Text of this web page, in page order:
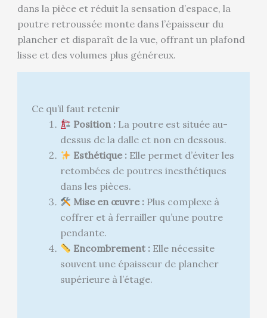
dans la pièce et réduit la sensation d’espace, la
poutre retroussée monte dans l’épaisseur du
plancher et disparaît de la vue, offrant un plafond
lisse et des volumes plus généreux.
Ce qu’il faut retenir
Position :La poutre est située au-
dessus de la dalle et non en dessous.
Esthétique :Elle permet d’éviter les
retombées de poutres inesthétiques
dans les pièces.
Mise en œuvre :Plus complexe à
coffrer et à ferrailler qu’une poutre
pendante.
Encombrement :Elle nécessite
souvent une épaisseur de plancher
supérieure à l’étage.